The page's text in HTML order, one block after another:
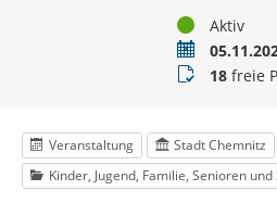
StatusAktiv
Termin
18freie
Veranstaltung
Stadt Chemnitz
Kinder, Jugend, Familie, Senioren und